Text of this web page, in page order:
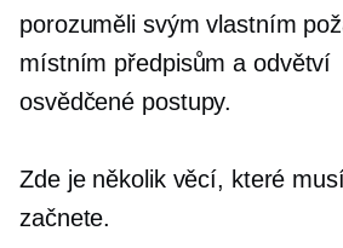
porozuměli svým vlastním
místním předpisům a odvětví
osvědčené postupy.
Zde je několik věcí, které
začnete.